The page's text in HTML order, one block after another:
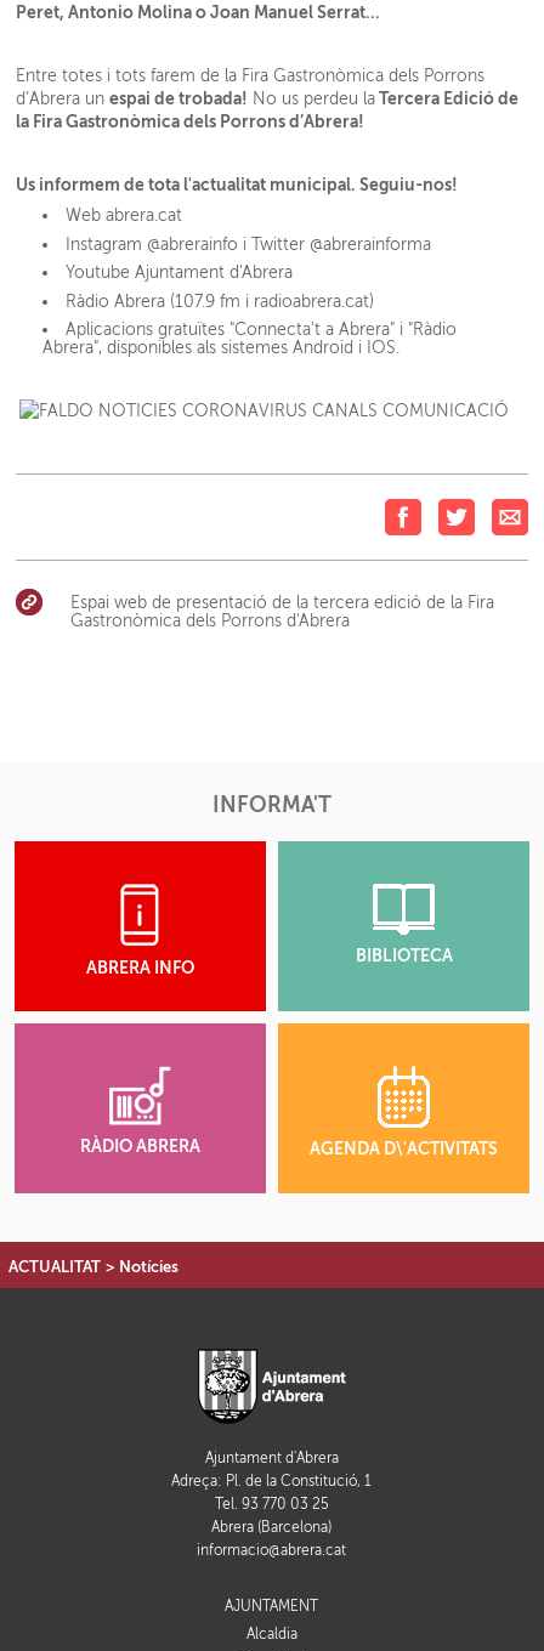
Peret, Antonio Molina o Joan Manuel Serrat…
Entre totes i tots farem de la Fira Gastronòmica dels Porrons
d’Abrera unespai de trobada! No us perdeu la Tercera Edició de
la Fira Gastronòmica dels Porrons d’Abrera!
Us informem de tota l'actualitat municipal. Seguiu-nos!
Web abrera.cat
Instagram @abrerainfo i Twitter @abrerainforma
Youtube Ajuntament d'Abrera
Ràdio Abrera (107.9 fm i radioabrera.cat)
Aplicacions gratuïtes "Connecta't a Abrera" i "Ràdio
Abrera", disponibles als sistemes Android i IOS.
Espai web de presentació de la tercera edició de la Fira
Gastronòmica dels Porrons d'Abrera
INFORMA'T
ABRERA INFO
BIBLIOTECA
RÀDIO ABRERA AGENDA D\'ACTIVITATS
ACTUALITAT > Notícies
Ajuntament d'Abrera
Adreça: Pl. de la Constitució, 1
Tel. 93 770 03 25
Abrera (Barcelona)
informacio@abrera.cat
AJUNTAMENT
Alcaldia